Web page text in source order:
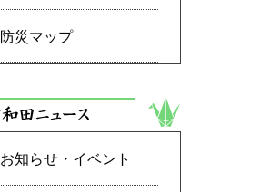
防災マップ
お知らせ・イベント